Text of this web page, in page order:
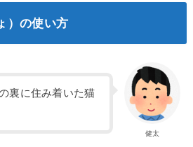
）の使い方
健太
裏に住み着いた猫